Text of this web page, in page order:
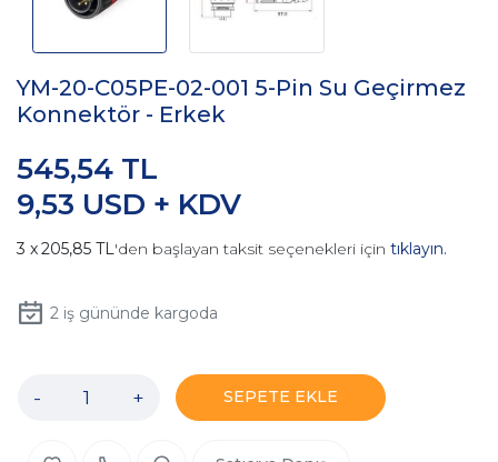
YM-20-C05PE-02-001 5-Pin Su Geçirmez
Konnektör - Erkek
9,53 USD + KDV
545,54 TL
205,85 TL'den başlayan taksit seçenekleri için tıklayın.
2iş gününde kargoda
- + SEPETE EKLE